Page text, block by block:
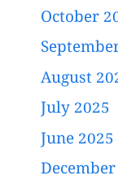
October
August
July 2025
June 2025